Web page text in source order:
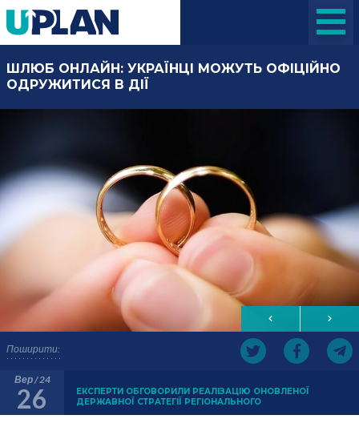
Поширити:
ШЛЮБ ОНЛАЙН: УКРАЇНЦІ МОЖУТЬ ОФІЦІЙНО
ОДРУЖИТИСЯ В ДІЇ
Вер / 24
26
ЕКСПЕРТИ ОБГОВОРИЛИ РЕАЛІЗАЦІЮ ОНОВЛЕНОЇ
ДЕРЖАВНОЇ СТРАТЕГІЇ РЕГІОНАЛЬНОГО